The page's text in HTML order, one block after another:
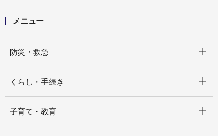
メニュー
防災・救急
くらし・手続き
子育て・教育